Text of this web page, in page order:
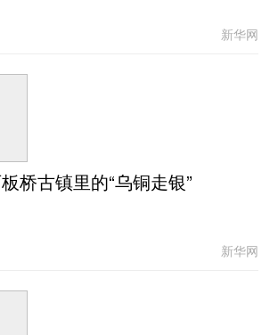
新华网
桥古镇里的“乌铜走银”
新华网